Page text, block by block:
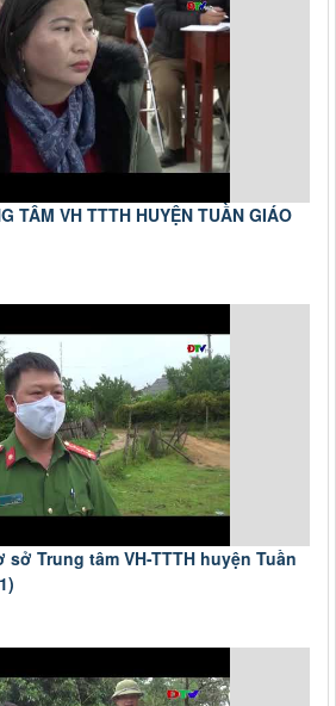
TÂM VH TTTH HUYỆN TUẦN GIÁO
Trung tâm VH-TTTH huyện Tuần